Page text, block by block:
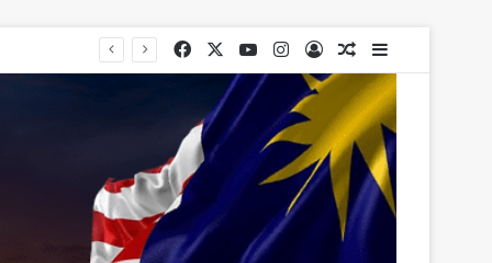
Facebook YouTubeInstagram
Log InRandom Article